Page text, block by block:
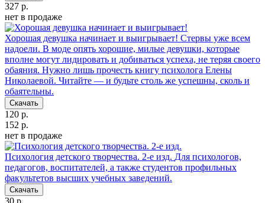
327 р.
нет в продаже
Хорошая девушка начинает и выигрывает! Стервы уже всем
надоели. В моде опять хорошие, милые девушки, которые
вполне могут лидировать и добиваться успеха, не теряя своего
обаяния. Нужно лишь прочесть книгу психолога Елены
Николаевой. Читайте — и будьте столь же успешны, сколь и
обаятельны.
Скачать
120 р.
152 р.
нет в продаже
Психология детского творчества. 2-е изд. Для психологов,
педагогов, воспитателей, а также студентов профильных
факультетов высших учебных заведений.
Скачать
30 р.